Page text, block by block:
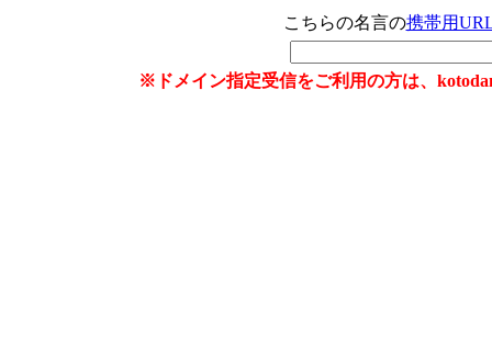
こちらの名言の携帯用
※ドメイン指定受信をご利用の方は、